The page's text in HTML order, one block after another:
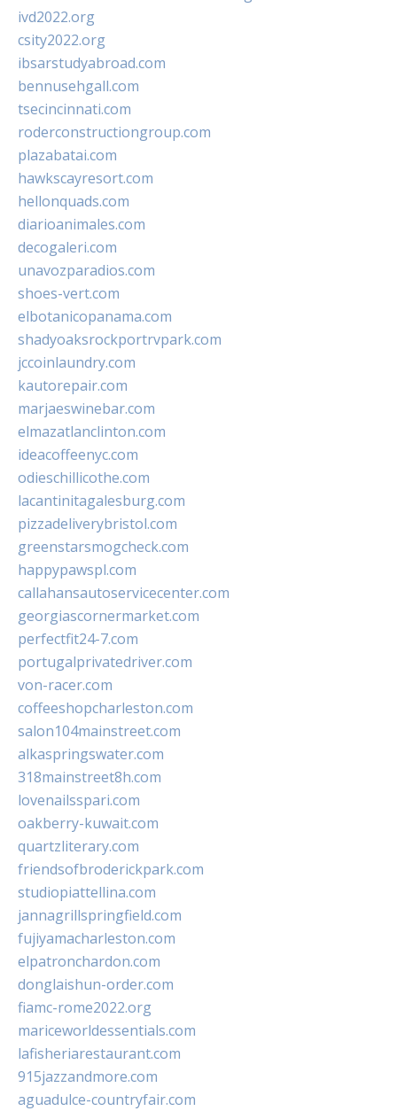
ivd2022.org
csity2022.org
ibsarstudyabroad.com
bennusehgall.com
tsecincinnati.com
roderconstructiongroup.com
plazabatai.com
hawkscayresort.com
hellonquads.com
diarioanimales.com
decogaleri.com
unavozparadios.com
shoes-vert.com
elbotanicopanama.com
shadyoaksrockportrvpark.com
jccoinlaundry.com
kautorepair.com
marjaeswinebar.com
elmazatlanclinton.com
ideacoffeenyc.com
odieschillicothe.com
lacantinitagalesburg.com
pizzadeliverybristol.com
greenstarsmogcheck.com
happypawspl.com
callahansautoservicecenter.com
georgiascornermarket.com
perfectfit24-7.com
portugalprivatedriver.com
von-racer.com
coffeeshopcharleston.com
salon104mainstreet.com
alkaspringswater.com
318mainstreet8h.com
lovenailsspari.com
oakberry-kuwait.com
quartzliterary.com
friendsofbroderickpark.com
studiopiattellina.com
jannagrillspringfield.com
fujiyamacharleston.com
elpatronchardon.com
donglaishun-order.com
fiamc-rome2022.org
mariceworldessentials.com
lafisheriarestaurant.com
915jazzandmore.com
aguadulce-countryfair.com